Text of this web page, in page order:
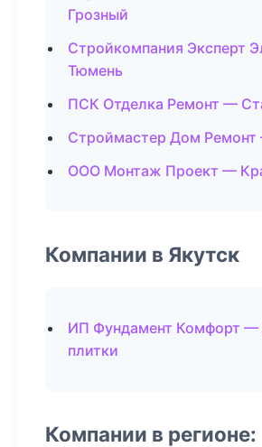
Грозный
Стройкомпания Эксперт
Тюмень
ПСК Отделка Ремонт —
Строймастер Дом
ООО Монтаж Проект —
Компании в Якутск
ИП Фундамент Комфорт —
плитки
Компании в регионе: